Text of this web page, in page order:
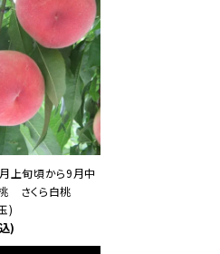
月上旬頃から9月中
さくら白桃
)
)